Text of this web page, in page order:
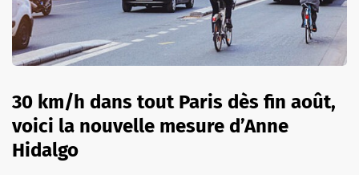
30 km/h dans tout Paris dès fin août,
voici la nouvelle mesure d’Anne
Hidalgo